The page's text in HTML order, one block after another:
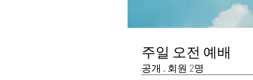
주일 오전 예배
공개 · 회원 2명